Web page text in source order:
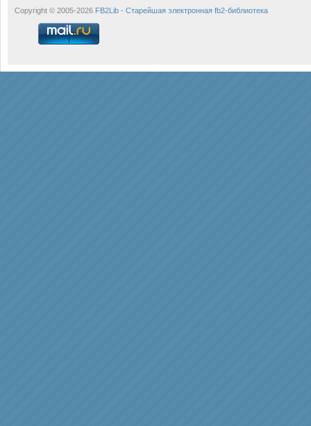
Copyright © 2005-2026 FB2Lib - Старейшая электронная fb2-библиотека